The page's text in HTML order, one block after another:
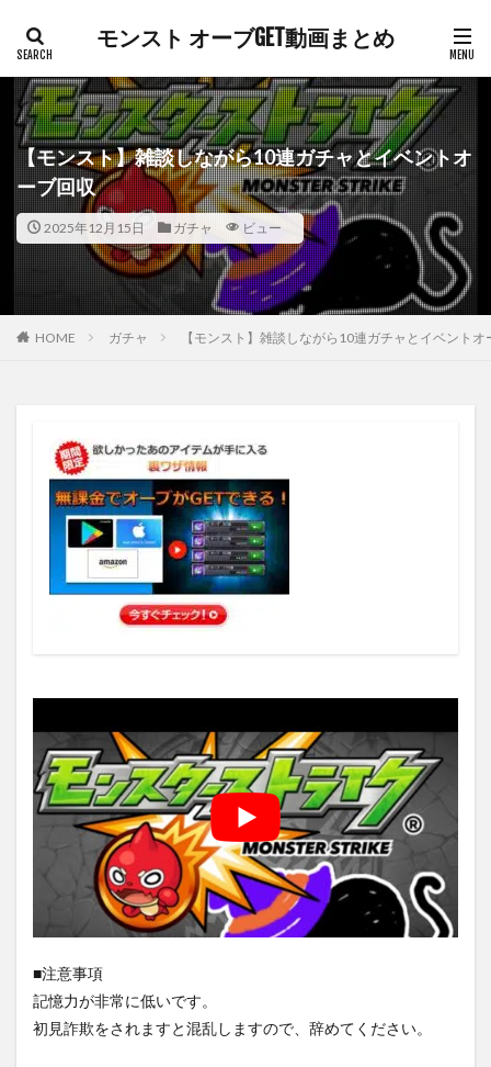
モンスト オーブGET動画まとめ
【モンスト】雑談しながら10連ガチャとイベントオ
ーブ回収
2025年12月15日 ガチャ ビュー
HOME ガチャ 【モンスト】雑談しながら10連ガチャとイベントオ
■注意事項
記憶力が非常に低いです。
初見詐欺をされますと混乱しますので、辞めてください。